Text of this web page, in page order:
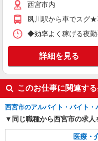
年2回（6
均26.6万
績 ※処
香櫨園ケアセンターそよ風：
【時給】
善手当：200円/時 ▼下記別
年始手当：380円/時
月） ※業績による ※処遇
ヶ月)は支
兵庫県
キープ
西宮市内
夙川駅から車でスグ
◆効率よく稼げる夜
詳細を見る
このお仕事に関連す
西宮市のアルバイト・バイト・
同じ職種から西宮市の求人
医療・